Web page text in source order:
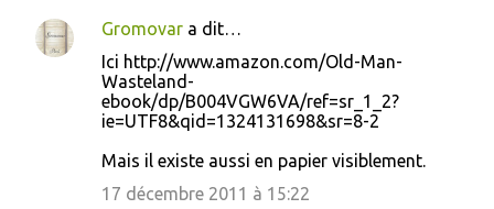
Gromovar a dit…
Ici http://www.amazon.com/Old-Man-
Wasteland-
ebook/dp/B004VGW6VA/ref=sr_1_2?
ie=UTF8&qid=1324131698&sr=8-2
Mais il existe aussi en papier visiblement.
17 décembre 2011 à 15:22